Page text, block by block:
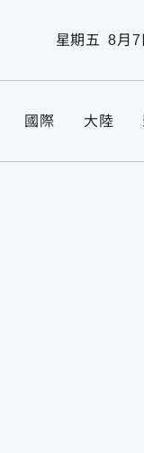
星期五 8月7
國際 大陸